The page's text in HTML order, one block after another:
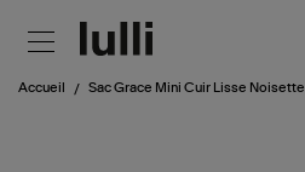
Accueil Sac Grace Mini Cuir Lisse Noisette